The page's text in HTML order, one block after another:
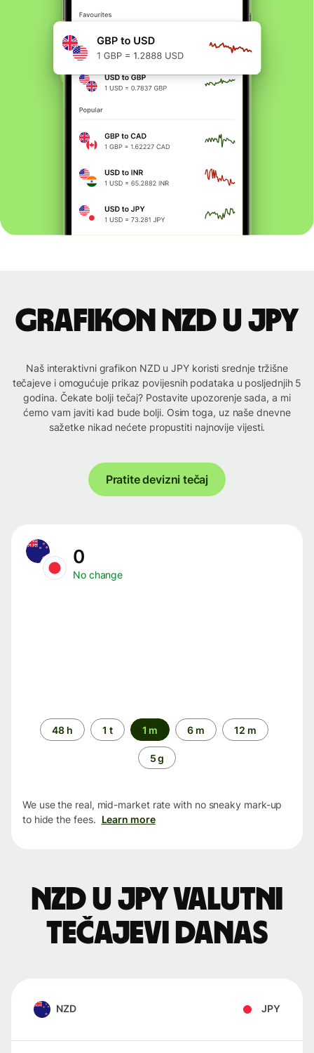
Grafikon NZD u JPY
Naš interaktivni grafikon NZD u JPY koristi srednje tržišne
tečajeve i omogućuje prikaz povijesnih podataka u posljednjih 5
godina. Čekate bolji tečaj? Postavite upozorenje sada, a mi
ćemo vam javiti kad bude bolji. Osim toga, uz naše dnevne
sažetke nikad nećete propustiti najnovije vijesti.
Pratite devizni tečaj
0
No change
Time
period
48 h 1 t 1 m 6 m 12 m
5 g
We use the real, mid-market rate with no sneaky mark-up
to hide the fees. Learn more
NZD u JPY valutni
tečajevi danas
NZD JPY